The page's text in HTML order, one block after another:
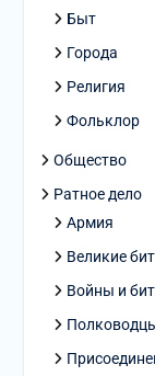
Быт
Города
Религия
Фольклор
Общество
Ратное дело
Армия
Великие
Войны и